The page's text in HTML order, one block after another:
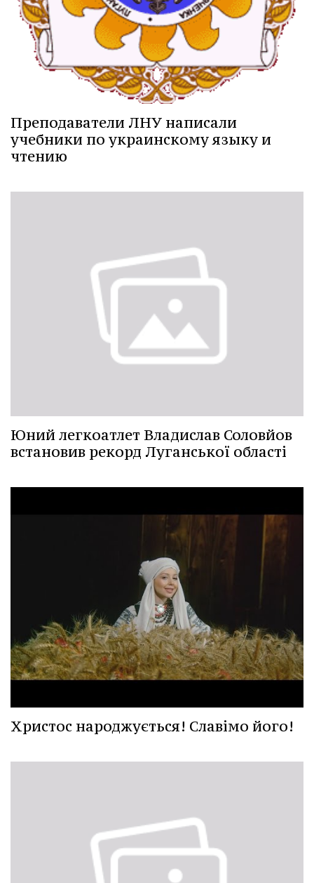
Преподаватели ЛНУ написали
учебники по украинскому языку и
чтению
Юний легкоатлет Владислав Соловйов
встановив рекорд Луганської області
Христос народжується! Славімо його!